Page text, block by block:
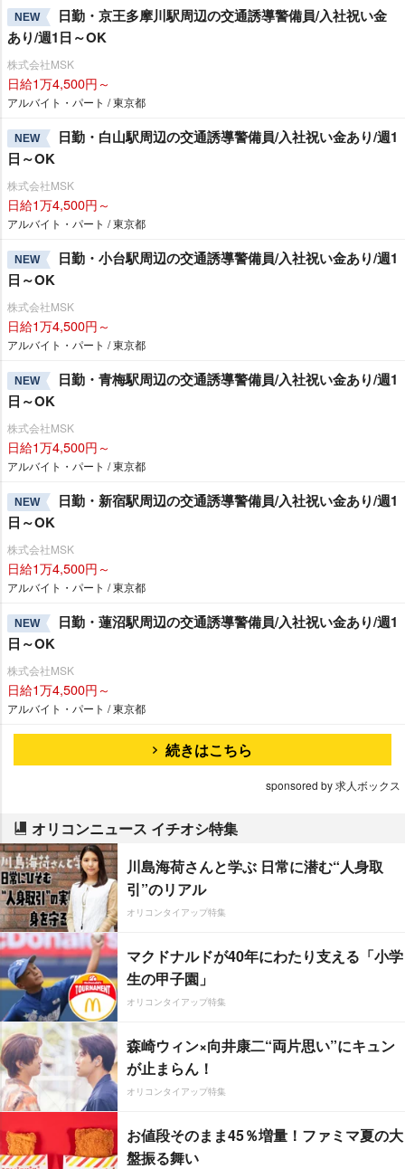
NEW
日勤・京王多摩川駅周辺の交通誘導警備員/入社祝い金
あり/週1日～OK
株式会社MSK
日給1万4,500円～
アルバイト・パート / 東京都
NEW
日勤・白山駅周辺の交通誘導警備員/入社祝い金あり/週1
日～OK
株式会社MSK
日給1万4,500円～
アルバイト・パート / 東京都
NEW
日勤・小台駅周辺の交通誘導警備員/入社祝い金あり/週1
日～OK
株式会社MSK
日給1万4,500円～
アルバイト・パート / 東京都
NEW
日勤・青梅駅周辺の交通誘導警備員/入社祝い金あり/週1
日～OK
株式会社MSK
日給1万4,500円～
アルバイト・パート / 東京都
NEW
日勤・新宿駅周辺の交通誘導警備員/入社祝い金あり/週1
日～OK
株式会社MSK
日給1万4,500円～
アルバイト・パート / 東京都
NEW
日勤・蓮沼駅周辺の交通誘導警備員/入社祝い金あり/週1
日～OK
株式会社MSK
日給1万4,500円～
アルバイト・パート / 東京都
続きはこちら
sponsored by 求人ボックス
オリコンニュース イチオシ特集
川島海荷さんと学ぶ 日常に潜む“人身取
引”のリアル
オリコンタイアップ特集
マクドナルドが40年にわたり支える「小学
生の甲子園」
オリコンタイアップ特集
森崎ウィン×向井康二“両片思い”にキュン
が止まらん！
オリコンタイアップ特集
お値段そのまま45％増量！ファミマ夏の大
盤振る舞い